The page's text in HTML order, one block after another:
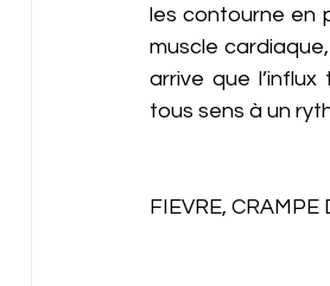
les contourne en
muscle
arrive que
tous sens à un
FIEVRE,